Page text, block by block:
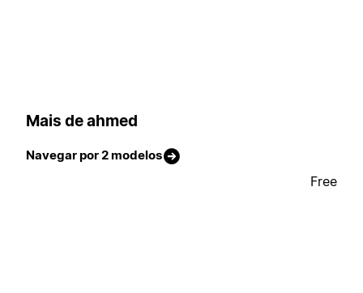
Mais de ahmed
Navegar por 2 modelos
Free